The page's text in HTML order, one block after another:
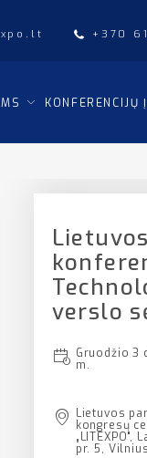
+370
KONFERENCIJŲ
verslo
Gruodžio 3
m.
Lietuvos
kongresų
„LITEXPO",
pr. 5, Vilnius